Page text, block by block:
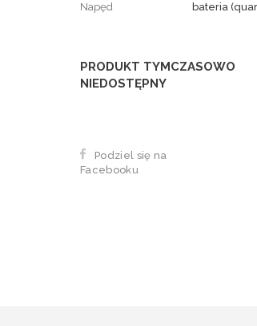
Napęd
bateria
PRODUKT TYMCZASOWO
NIEDOSTĘPNY
Podziel się na
Facebooku